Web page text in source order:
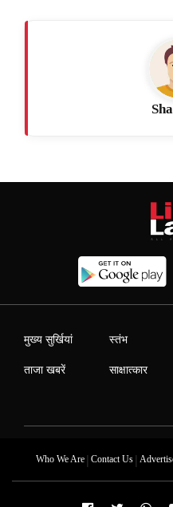
मुख्य सुर्खियां
ताजा खबरें
स्तंभ
साक्षात्कार
Who We Are| Contact Us|